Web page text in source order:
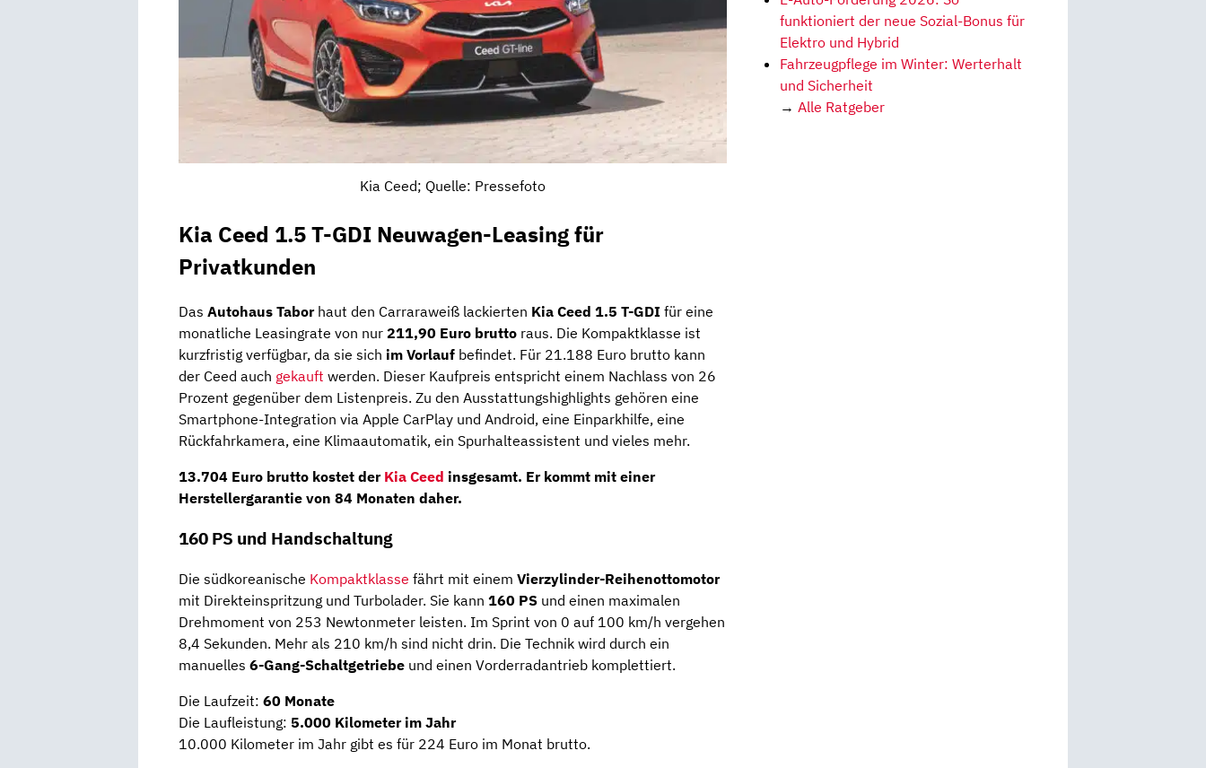
Kia Ceed; Quelle: Pressefoto
Kia Ceed 1.5 T-GDI Neuwagen-Leasing für
Privatkunden
Das Autohaus Taborhaut den Carraraweiß lackierten Kia Ceed 1.5 T-GDI für eine
monatliche Leasingrate von nur 211,90 Euro brutto raus. Die Kompaktklasse ist
kurzfristig verfügbar, da sie sich im Vorlauf befindet. Für 21.188 Euro brutto kann
der Ceed auch gekauft werden. Dieser Kaufpreis entspricht einem Nachlass von 26
Prozent gegenüber dem Listenpreis. Zu den Ausstattungshighlights gehören eine
Smartphone-Integration via Apple CarPlay und Android, eine Einparkhilfe, eine
Rückfahrkamera, eine Klimaautomatik, ein Spurhalteassistent und vieles mehr.
13.704 Euro brutto kostet der Kia Ceed insgesamt. Er kommt mit einer
Herstellergarantie von 84 Monaten daher.
160 PS und Handschaltung
Die südkoreanische Kompaktklasse fährt mit einem Vierzylinder-Reihenottomotor
mit Direkteinspritzung und Turbolader. Sie kann 160 PS und einen maximalen
Drehmoment von 253 Newtonmeter leisten. Im Sprint von 0 auf 100 km/h vergehen
8,4 Sekunden. Mehr als 210 km/h sind nicht drin. Die Technik wird durch ein
manuelles 6-Gang-Schaltgetriebe und einen Vorderradantrieb komplettiert.
Die Laufzeit: 60 Monate
Die Laufleistung: 5.000 Kilometer im Jahr
10.000 Kilometer im Jahr gibt es für 224 Euro im Monat brutto.
funktioniert der neue Sozial-Bonus für
Elektro und Hybrid
Fahrzeugpflege im Winter: Werterhalt
und Sicherheit
→ Alle Ratgeber